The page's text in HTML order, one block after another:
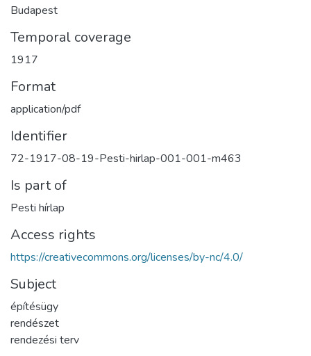
Budapest
Temporal coverage
1917
Format
application/pdf
Identifier
72-1917-08-19-Pesti-hirlap-001-001-m463
Is part of
Pesti hírlap
Access rights
https://creativecommons.org/licenses/by-nc/4.0/
Subject
építésügy
rendészet
rendezési terv